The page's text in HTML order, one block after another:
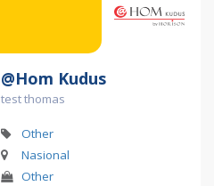
@Hom Kudus
test thomas
Other
Nasional
Other